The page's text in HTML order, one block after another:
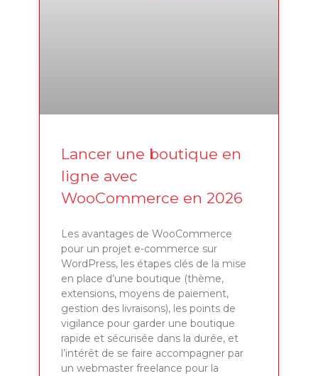
Lancer une boutique en
ligne avec
WooCommerce en 2026
Les avantages de WooCommerce
pour un projet e-commerce sur
WordPress, les étapes clés de la mise
en place d’une boutique (thème,
extensions, moyens de paiement,
gestion des livraisons), les points de
vigilance pour garder une boutique
rapide et sécurisée dans la durée, et
l’intérêt de se faire accompagner par
un webmaster freelance pour la